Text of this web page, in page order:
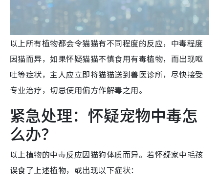
以上所有植物都会令猫猫有不同程度的反应，中毒程度
因猫而异，如果怀疑猫猫不慎食用有毒植物，而出现呕
吐等症状，主人应立即将猫猫送到兽医诊所，尽快接受
专业治疗，切忌使用偏方作解毒之用。
紧急处理：怀疑宠物中毒怎
么办？
以上植物的中毒反应因猫狗体质而异。若怀疑家中毛孩
误食了上述植物，或出现以下症状：